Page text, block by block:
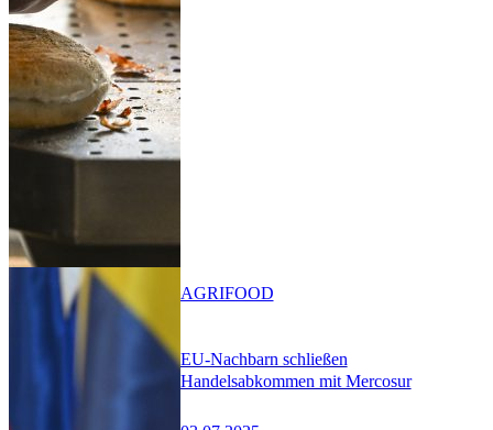
EU-Nachbarn schließen
Handelsabkommen mit Mercosur
AGRIFOOD